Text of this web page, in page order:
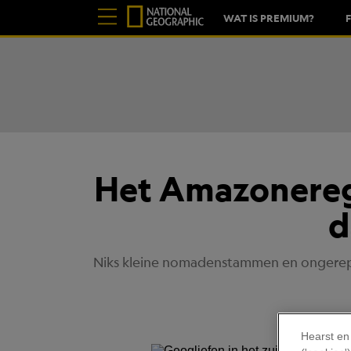
WAT IS PREMIUM?
Het
Niks kleine nomadenstammen en
Hearst